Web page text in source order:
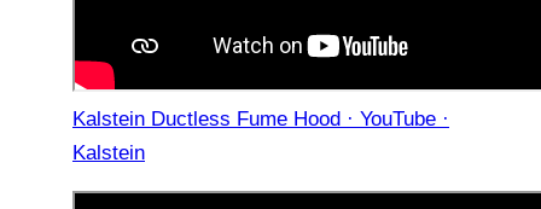
Kalstein Ductless Fume Hood · YouTube ·
Kalstein